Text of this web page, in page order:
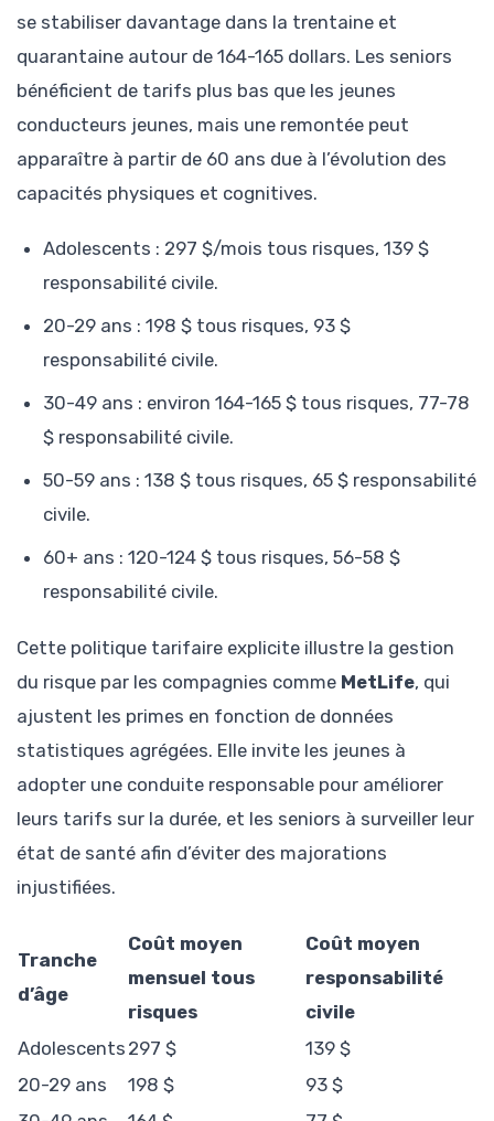
se stabiliser davantage dans la trentaine et
quarantaine autour de 164-165 dollars. Les seniors
bénéficient de tarifs plus bas que les jeunes
conducteurs jeunes, mais une remontée peut
apparaître à partir de 60 ans due à l’évolution des
capacités physiques et cognitives.
Adolescents : 297 $/mois tous risques, 139 $
responsabilité civile.
20-29 ans : 198 $ tous risques, 93 $
responsabilité civile.
30-49 ans : environ 164-165 $ tous risques, 77-78
$ responsabilité civile.
50-59 ans : 138 $ tous risques, 65 $ responsabilité
civile.
60+ ans : 120-124 $ tous risques, 56-58 $
responsabilité civile.
Cette politique tarifaire explicite illustre la gestion
du risque par les compagnies comme MetLife, qui
ajustent les primes en fonction de données
statistiques agrégées. Elle invite les jeunes à
adopter une conduite responsable pour améliorer
leurs tarifs sur la durée, et les seniors à surveiller leur
état de santé afin d’éviter des majorations
injustifiées.
Tranche
d’âge
Coût moyen
mensuel tous
risques
Coût moyen
responsabilité
civile
Adolescents 297 $
139 $
20-29 ans
198 $
93 $